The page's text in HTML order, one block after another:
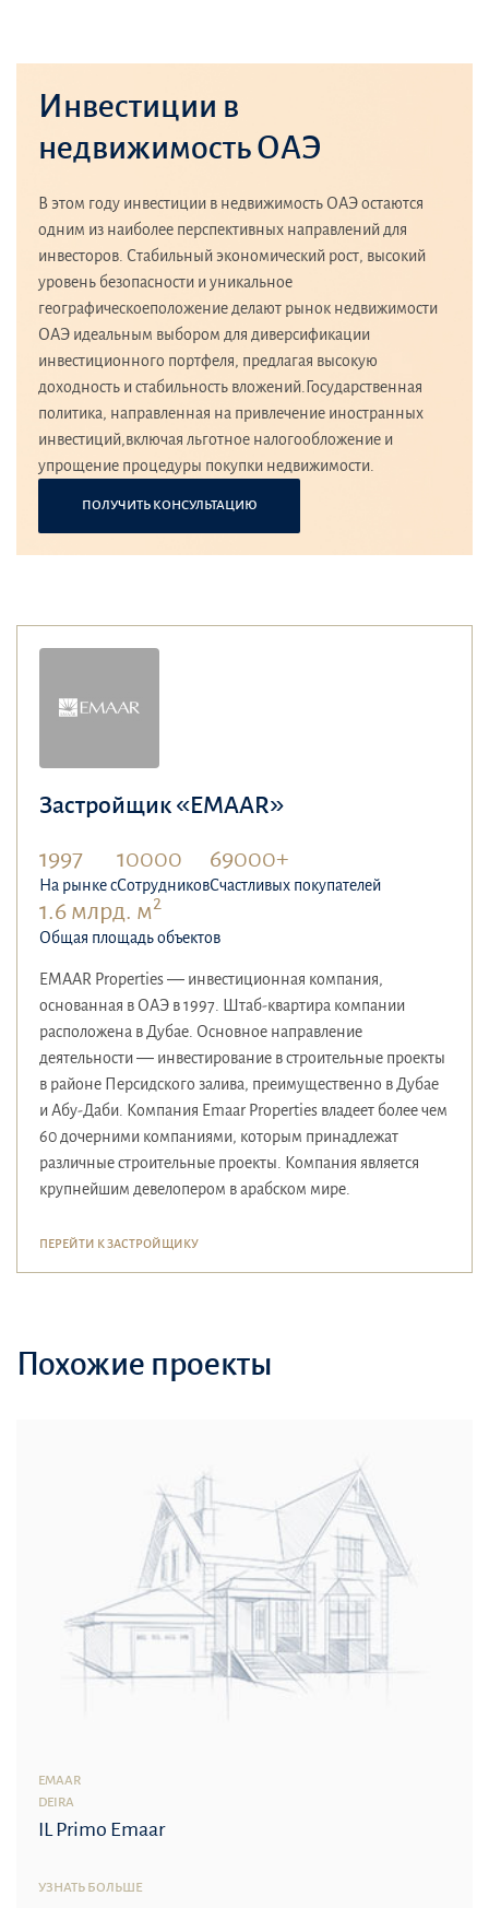
Инвестиции в
недвижимость ОАЭ
В этом году инвестиции в недвижимость ОАЭ остаются
одним из наиболее перспективных направлений для
инвесторов. Стабильный экономический рост, высокий
уровень безопасности и уникальное
географическоеположение делают рынок недвижимости
ОАЭ идеальным выбором для диверсификации
инвестиционного портфеля, предлагая высокую
доходность и стабильность вложений.Государственная
политика, направленная на привлечение иностранных
инвестиций,включая льготное налогообложение и
упрощение процедуры покупки недвижимости.
ПОЛУЧИТЬ КОНСУЛЬТАЦИЮ
Застройщик «EMAAR»
1997
На рынке с
10000
Сотрудников
69000+
Счастливых покупателей
1.6 млрд. м2
Общая площадь объектов
EMAAR Properties — инвестиционная компания,
основанная в ОАЭ в 1997. Штаб-квартира компании
расположена в Дубае. Основное направление
деятельности — инвестирование в строительные проекты
в районе Персидского залива, преимущественно в Дубае
и Абу-Даби. Компания Emaar Properties владеет более чем
60 дочерними компаниями, которым принадлежат
различные строительные проекты. Компания является
крупнейшим девелопером в арабском мире.
ПЕРЕЙТИ К ЗАСТРОЙЩИКУ
Похожие проекты
EMAAR
DEIRA
IL Primo Emaar
УЗНАТЬ БОЛЬШЕ